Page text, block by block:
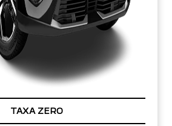
TAXA ZERO
durante a navegação,
Política de Cookies e para proteger
nossa
Política de
com a navegação e visita você
Políticas.
Recusar